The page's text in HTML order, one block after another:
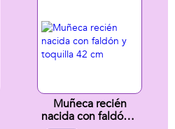
Muñeca recién
nacida con faldón y